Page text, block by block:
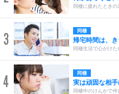
同棲に疲れたときの
3 同棲
帰宅時間は、き
同棲生活で心がけ
4 同棲
実は頑固な相手
同棲中のけんかで